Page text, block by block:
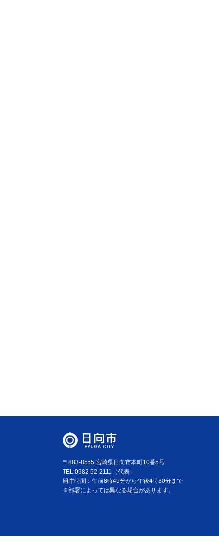
〒883-8555 宮崎県日向市本町10番5号
TEL:0982-52-2111（代表）
開庁時間：午前8時45分から午後4時30分まで
※部署によっては異なる場合があります。